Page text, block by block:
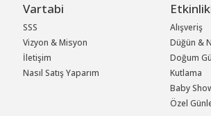
Vartabi
SSS
Vizyon & Misyon
İletişim
Nasıl Satış Yaparım
Alışveriş
Düğün &
Doğum
Kutlama
Baby
Özel